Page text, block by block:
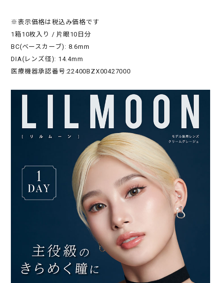
※表示価格は税込み価格です
1箱10枚入り / 片眼10日分
BC(ベースカーブ): 8.6mm
DIA(レンズ径): 14.4mm
医療機器承認番号:22400BZX00427000